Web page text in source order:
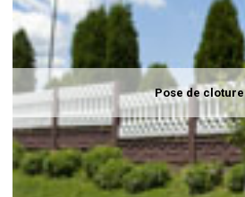
Pose de cloture